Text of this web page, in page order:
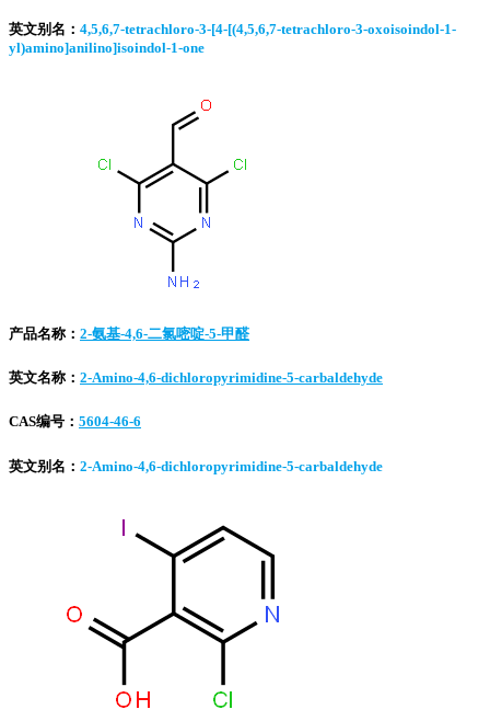
英文别名： 4,5,6,7-tetrachloro-3-[4-[(4,5,6,7-tetrachloro-3-oxoisoindol-1-
yl)amino]anilino]isoindol-1-one
产品名称： 2-氨基-4,6-二氯嘧啶-5-甲醛
英文名称： 2-Amino-4,6-dichloropyrimidine-5-carbaldehyde
CAS编号： 5604-46-6
英文别名： 2-Amino-4,6-dichloropyrimidine-5-carbaldehyde